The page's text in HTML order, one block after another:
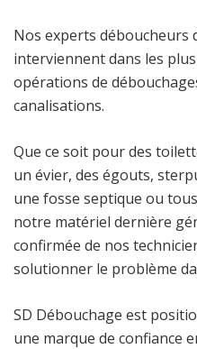
Nos experts déboucheurs
interviennent dans les
opérations de
canalisations.
Que ce soit pour des
un évier, des égouts,
une fosse septique ou
notre matériel dernière
confirmée de nos
solutionner le problème
SD Débouchage est
une marque de confiance